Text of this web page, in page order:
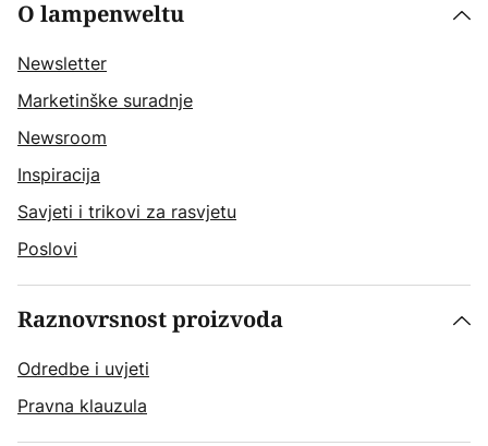
O lampenweltu
Newsletter
Marketinške suradnje
Newsroom
Inspiracija
Savjeti i trikovi za rasvjetu
Poslovi
Raznovrsnost proizvoda
Odredbe i uvjeti
Pravna klauzula